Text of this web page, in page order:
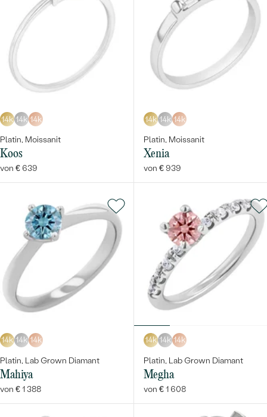
14k 14k 14k
Platin, Moissanit
Koos
von € 639
14k 14k 14k
Platin, Moissanit
Xenia
von € 939
14k 14k 14k
Platin, Lab Grown Diamant
Mahiya
von € 1 388
14k 14k 14k
Platin, Lab Grown Diamant
Megha
von € 1 608